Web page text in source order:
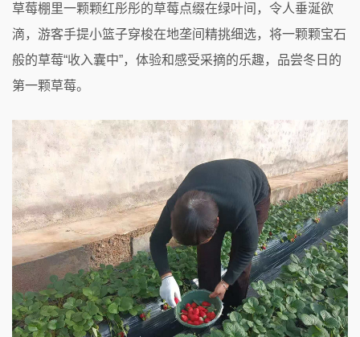
草莓棚里一颗颗红彤彤的草莓点缀在绿叶间，令人垂涎欲
滴，游客手提小篮子穿梭在地垄间精挑细选，将一颗颗宝石
般的草莓“收入囊中”，体验和感受采摘的乐趣，品尝冬日的
第一颗草莓。